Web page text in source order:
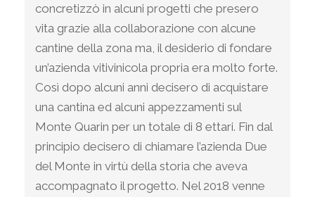
concretizzò in alcuni progetti che presero
vita grazie alla collaborazione con alcune
cantine della zona ma, il desiderio di fondare
un’azienda vitivinicola propria era molto forte.
Così dopo alcuni anni decisero di acquistare
una cantina ed alcuni appezzamenti sul
Monte Quarin per un totale di 8 ettari. Fin dal
principio decisero di chiamare l’azienda Due
del Monte in virtù della storia che aveva
accompagnato il progetto. Nel 2018 venne